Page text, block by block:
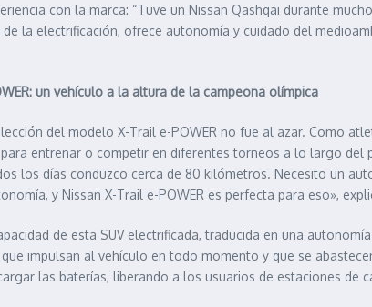
con la marca: “Tuve un Nissan Qashqai durante
la electrificación, ofrece autonomía y cuidado del
un vehículo a la altura de la campeona olímpica
del modelo X-Trail e-POWER no fue al azar. Como
entrenar o competir en diferentes torneos a lo largo del
los días conduzco cerca de 80 kilómetros. Necesito un
y Nissan X-Trail e-POWER es perfecta para eso»,
de esta SUV electrificada, traducida en una
impulsan al vehículo en todo momento y que se
las baterías, liberando a los usuarios de estaciones de